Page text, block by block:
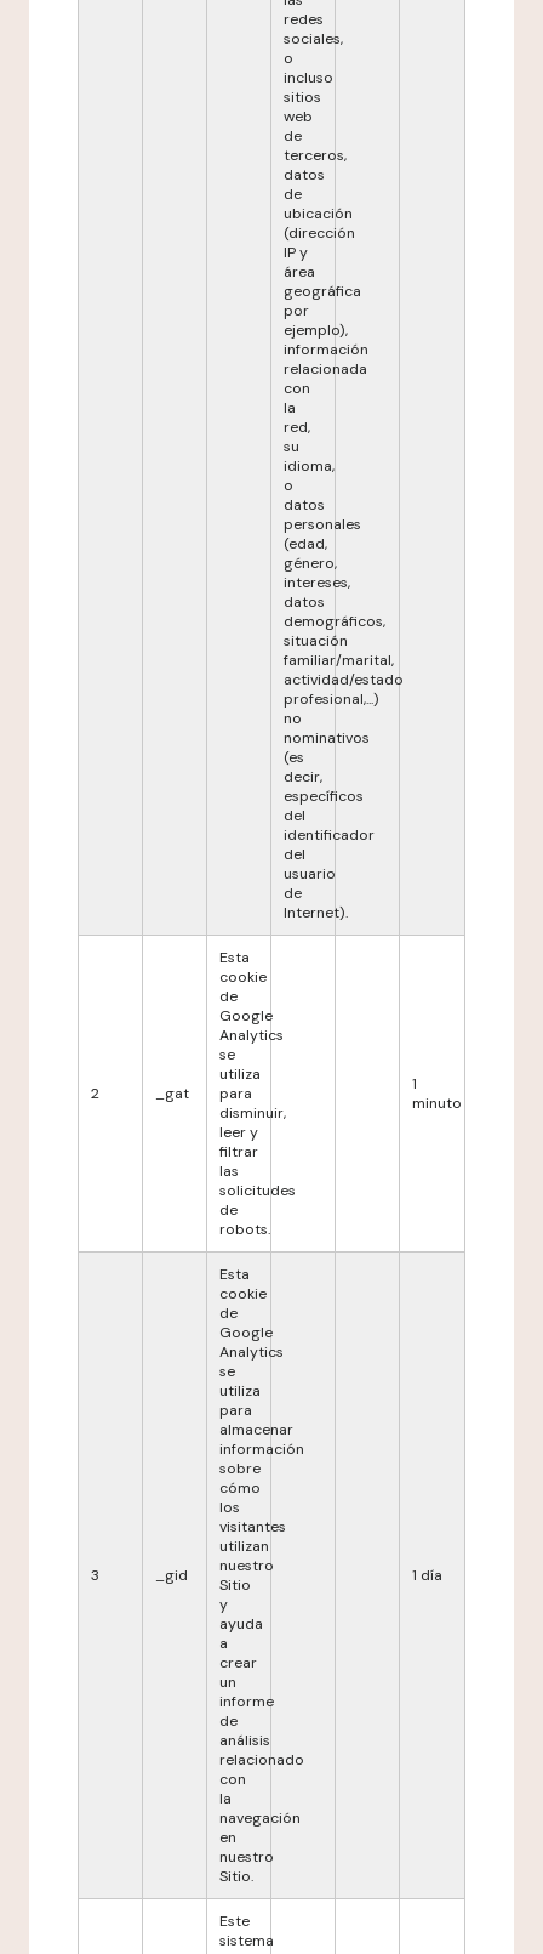
redes
sociales,
o
incluso
sitios
web
de
terceros,
datos
de
ubicación
(dirección
IP y
área
geográfica
por
ejemplo),
información
relacionada
con
la
red,
su
idioma,
o
datos
personales
(edad,
género,
intereses,
datos
demográficos,
situación
familiar/marital,
actividad/estado
profesional,...)
no
nominativos
(es
decir,
específicos
del
identificador
del
usuario
de
Internet).
2 _gat
Esta
cookie
de
Google
Analytics
se
utiliza
para
disminuir,
leer y
filtrar
las
solicitudes
de
robots.
1
minuto
3 _gid
Esta
cookie
de
Google
Analytics
se
utiliza
para
almacenar
información
sobre
cómo
los
visitantes
utilizan
nuestro
Sitio
y
ayuda
a
crear
un
informe
de
análisis
relacionado
con
la
navegación
en
nuestro
Sitio.
1 día
Este
sistema